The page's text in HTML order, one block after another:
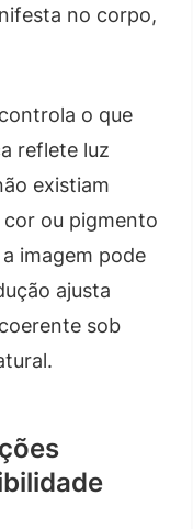
no corpo,
o que
reflete luz
existiam
cor ou pigmento
imagem pode
ajusta
sob